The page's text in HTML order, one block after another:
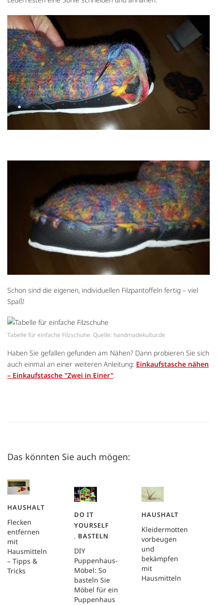
Schon sind die eigenen, individuellen Filzpantoffeln fertig – viel
Spaß!
Tabelle für einfache Filzschuhe. Quelle: handmadekultur.de
Haben Sie gefallen gefunden am Nähen? Dann probieren Sie sich
auch einmal an einer weiteren Anleitung: Einkaufstasche nähen
– Einkaufstasche "Zwei in Einer".
Das könnten Sie auch mögen:
Flecken
entfernen
mit
Hausmitteln
– Tipps &
Tricks
HAUSHALT
DIY
Puppenhaus-
Möbel: So
basteln Sie
Möbel für ein
Puppenhaus
DO IT
YOURSELF
, BASTELN
Kleidermotten
vorbeugen
und
bekämpfen
mit
Hausmitteln
HAUSHALT